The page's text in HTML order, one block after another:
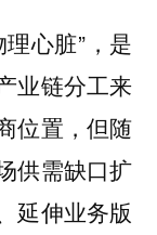
心脏”，是
业链分工来
位置，但随
供需缺口扩
延伸业务版